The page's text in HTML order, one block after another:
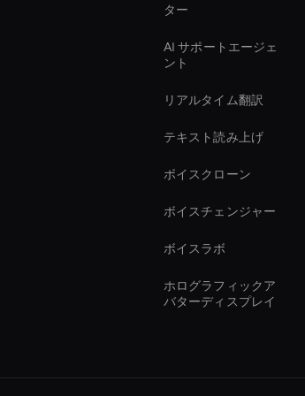
ター
AI サポートエージェ
ント
リアルタイム翻訳
テキスト読み上げ
ボイスクローン
ボイスチェンジャー
ボイスラボ
ホログラフィックア
バターディスプレイ